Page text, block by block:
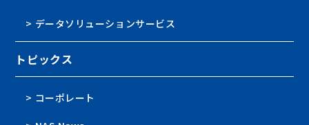
> データソリューションサービス
トピックス
> コーポレート